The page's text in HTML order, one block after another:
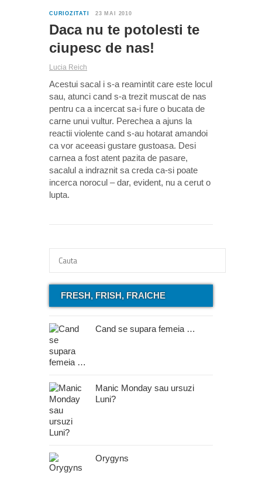
CURIOZITATI 23 MAI 2010
Daca nu te potolesti te
ciupesc de nas!
Lucia Reich
Acestui sacal i s-a reamintit care este locul
sau, atunci cand s-a trezit muscat de nas
pentru ca a incercat sa-i fure o bucata de
carne unui vultur. Perechea a ajuns la
reactii violente cand s-au hotarat amandoi
ca vor aceeasi gustare gustoasa. Desi
carnea a fost atent pazita de pasare,
sacalul a indraznit sa creda ca-si poate
incerca norocul – dar, evident, nu a cerut o
lupta.
FRESH, FRISH, FRAICHE
Cand se supara femeia …
Manic Monday sau ursuzi
Luni?
Orygyns